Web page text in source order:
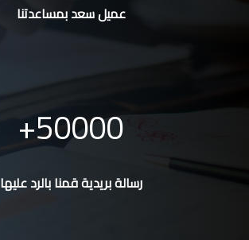
عميل سعد بمساعدتنا
50000
رسالة بريدية قمنا بالرد عليها